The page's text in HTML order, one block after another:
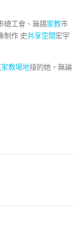
總工會、無錫家教市
制作 史共享空間宏宇
家教場地接的她，無論